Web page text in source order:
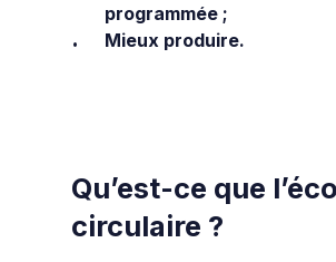
programmée ;
Mieux produire.
Qu’est-ce que
circulaire ?